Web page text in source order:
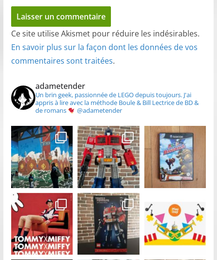
Ce site utilise Akismet pour réduire les indésirables.
En savoir plus sur la façon dont les données de vos
commentaires sont traitées.
adametender
Un brin geek, passionnée de LEGO depuis toujours.J'ai
appris à lire avec la méthode Boule & Bill Lectrice de BD &
de romans
@adametender